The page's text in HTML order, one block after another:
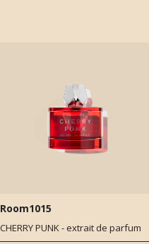
Room1015
CHERRY PUNK - extrait de parfum